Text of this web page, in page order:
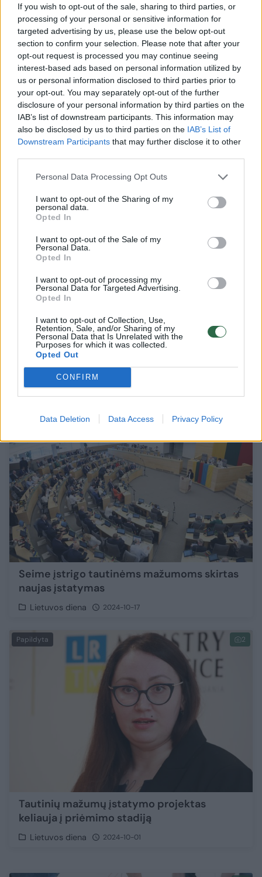
If you wish to opt-out of the sale, sharing to third parties, or
processing of your personal or sensitive information for
targeted advertising by us, please use the below opt-out
section to confirm your selection. Please note that after your
opt-out request is processed you may continue seeing
interest-based ads based on personal information utilized by
us or personal information disclosed to third parties prior to
your opt-out. You may separately opt-out of the further
disclosure of your personal information by third parties on the
IAB’s list of downstream participants. This information may
also be disclosed by us to third parties on the IAB’s List of
Downstream Participants that may further disclose it to other
Personal Data Processing Opt Outs
I want to opt-out of the Sharing of my
personal data.
Opted In
I want to opt-out of the Sale of my
Personal Data.
Opted In
I want to opt-out of processing my
Personal Data for Targeted Advertising.
Opted In
I want to opt-out of Collection, Use,
Retention, Sale, and/or Sharing of my
Personal Data that Is Unrelated with the
Purposes for which it was collected.
Opted Out
CONFIRM
Data Deletion Data Access Privacy Policy
Paskelbti Konstitucijos egzamino
nugalėtojai
Lietuvos diena 2024-11-06
Šiemet Konstitucijos egzaminą laikė
daugiau nei 30 tūkst. žmonių
Lietuvos diena
Seime įstrigo tautinėms mažumoms skirtas
naujas įstatymas
Lietuvos diena 2024-10-17
Papildyta 2
Tautinių mažumų įstatymo projektas
keliauja į priėmimo stadiją
Lietuvos diena 2024-10-01